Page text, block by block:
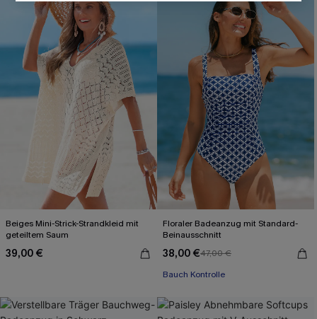
Beiges Mini-Strick-Strandkleid mit
geteiltem Saum
39,00 €
Floraler Badeanzug mit Standard-
Beinausschnitt
38,00 €47,00 €
Bauch Kontrolle